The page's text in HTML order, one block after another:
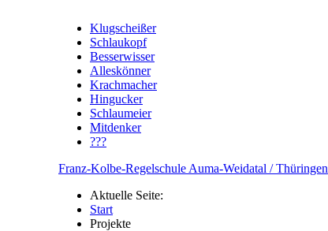
Klugscheißer
Schlaukopf
Besserwisser
Alleskönner
Krachmacher
Hingucker
Schlaumeier
Mitdenker
???
Franz-Kolbe-Regelschule Auma-Weidatal / Thüringen
Aktuelle Seite:
Start
Projekte